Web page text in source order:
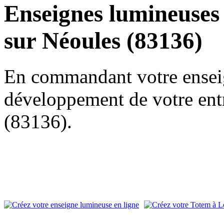
Enseignes
sur Néoules (83136)
En commandant votre
développement de votre
(83136).